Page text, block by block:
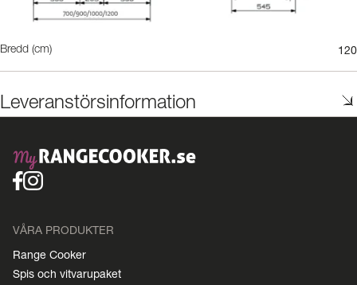
Bredd (cm) 120
Leveranstörsinformation
VÅRA PRODUKTER
Range Cooker
Spis och vitvarupaket